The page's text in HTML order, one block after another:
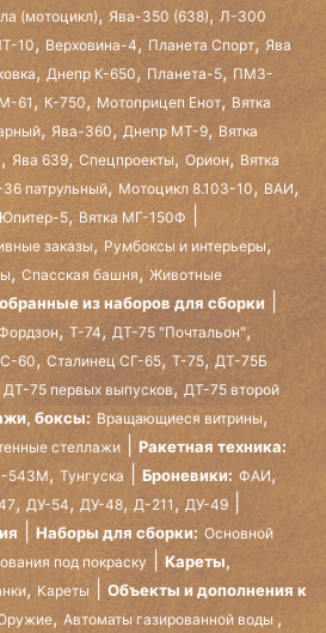
(мотоцикл), Ява-350 (638), Л-300
10, Верховина-4, Планета Спорт, Ява
, Днепр К-650, Планета-5, ПМЗ-
М-61 , К-750, Мотоприцеп Енот, Вятка
, Ява-360,Днепр МТ-9, Вятка
, Ява 639,Спецпроекты, Орион, Вятка
патрульный, Мотоцикл 8.103-10, ВАИ,
Юпитер-5, Вятка МГ-150Ф
заказы, Румбоксы и интерьеры,
, Спасская башня, Животные
из наборов для сборки
, Т-74, ДТ-75 "Почтальон",
С-60,Сталинец СГ-65, Т-75, ДТ-75Б
ДТ-75 первых выпусков, ДТ-75 второй
боксы: Вращающиеся витрины,
стеллажи Ракетная техника:
543М, Тунгуска Броневики: ФАИ,
, ДУ-54, ДУ-48, Д-211 , ДУ-49
Наборы для сборки: Основной
под покраску
Кареты,
, Кареты
Объекты и дополнения к
,Автоматы газированной воды ,